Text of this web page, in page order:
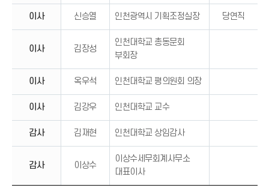
이사 신승열 인천광역시 기획조정실장 당연직
이사 김장성
인천대학교 총동문회
부회장
이사 옥우석 인천대학교 평의원회 의장
이사 김강우 인천대학교 교수
감사 김재현 인천대학교 상임감사
감사 이상수
이상수세무회계사무소
대표이사